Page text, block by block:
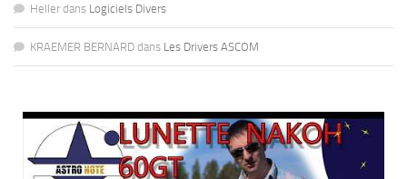
Heller dans Logiciels Divers
KRAEMER BERNARD dans Les Drivers ASCOM